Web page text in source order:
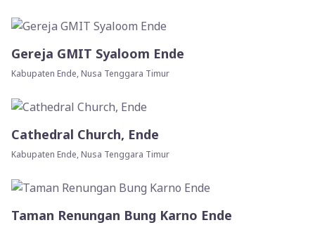
Gereja GMIT Syaloom Ende
Kabupaten Ende, Nusa Tenggara Timur
Cathedral Church, Ende
Kabupaten Ende, Nusa Tenggara Timur
Taman Renungan Bung Karno Ende